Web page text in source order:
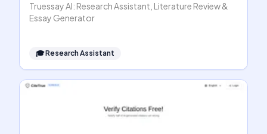
Truessay AI: Research Assistant, Literature Review &
Essay Generator
🎓Research Assistant